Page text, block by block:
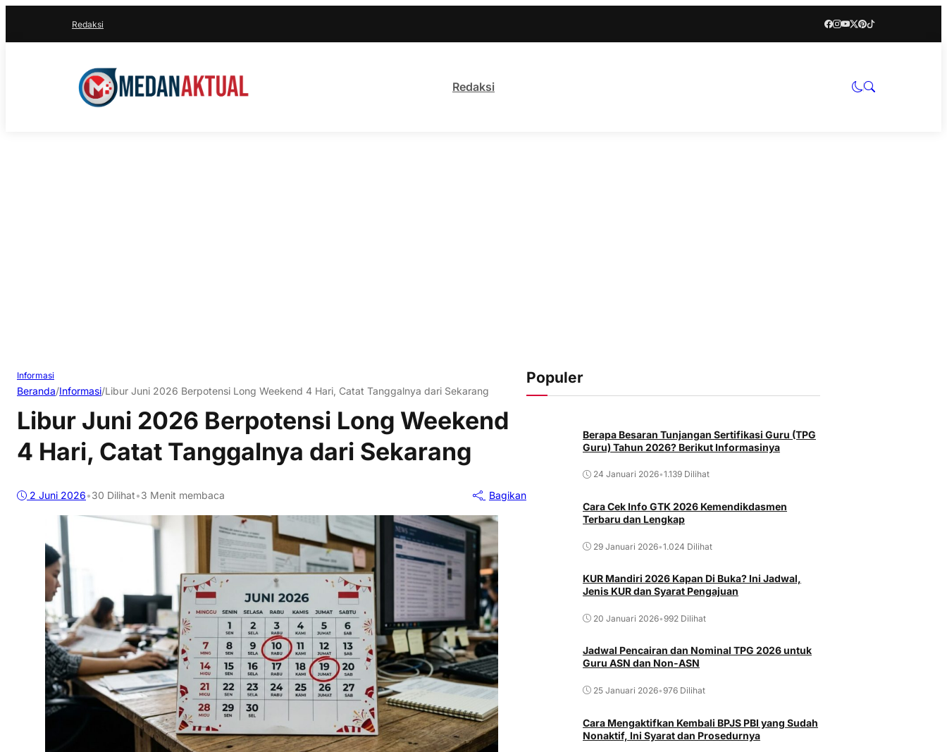
Redaksi
Redaksi
Informasi
Beranda/Informasi/Libur Juni 2026 Berpotensi Long Weekend 4 Hari, Catat Tanggalnya dari Sekarang
Libur Juni 2026 Berpotensi Long Weekend
4 Hari, Catat Tanggalnya dari Sekarang
2 Juni 2026•30 Dilihat•3 Menit membaca Bagikan
Populer
Berapa Besaran Tunjangan Sertifikasi Guru (TPG
Guru) Tahun 2026? Berikut Informasinya
24 Januari 2026•1.139 Dilihat
Cara Cek Info GTK 2026 Kemendikdasmen
Terbaru dan Lengkap
29 Januari 2026•1.024 Dilihat
KUR Mandiri 2026 Kapan Di Buka? Ini Jadwal,
Jenis KUR dan Syarat Pengajuan
20 Januari 2026•992 Dilihat
Jadwal Pencairan dan Nominal TPG 2026 untuk
Guru ASN dan Non-ASN
25 Januari 2026•976 Dilihat
Cara Mengaktifkan Kembali BPJS PBI yang Sudah
Nonaktif, Ini Syarat dan Prosedurnya